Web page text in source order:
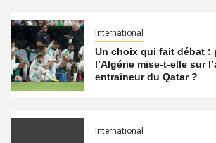
International
Un choix qui fait débat :
l’Algérie mise-t-elle sur
entraîneur du Qatar ?
International